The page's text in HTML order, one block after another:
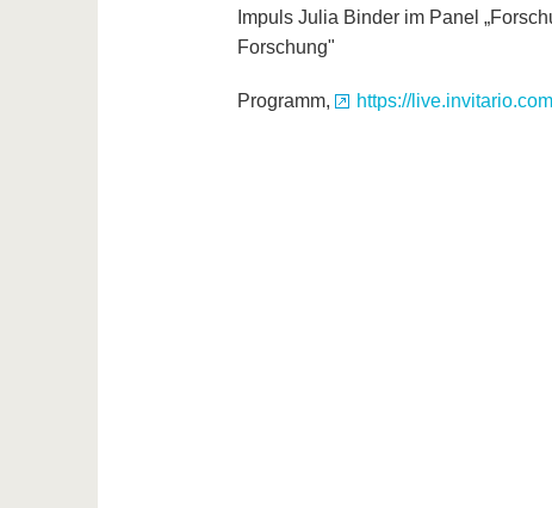
Impuls Julia Binder im Panel
Forschung"
Programm, https://